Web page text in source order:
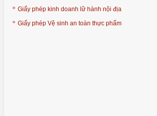
Giấy phép kinh doanh lữ hành nội địa
Giấy phép Vệ sinh an toàn thực phẩm